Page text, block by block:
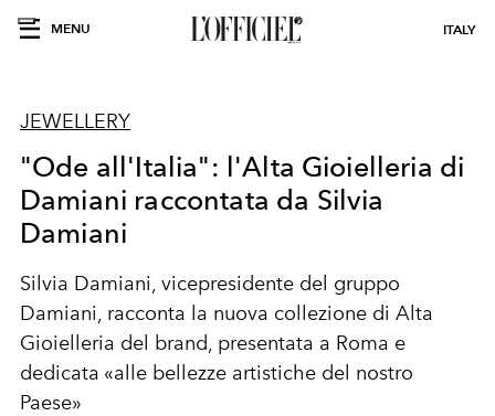
MENU ITALY
JEWELLERY
"Ode all'Italia": l'Alta Gioielleria di
Damiani raccontata da Silvia
Damiani
Silvia Damiani, vicepresidente del gruppo
Damiani, racconta la nuova collezione di Alta
Gioielleria del brand, presentata a Roma e
dedicata «alle bellezze artistiche del nostro
Paese»